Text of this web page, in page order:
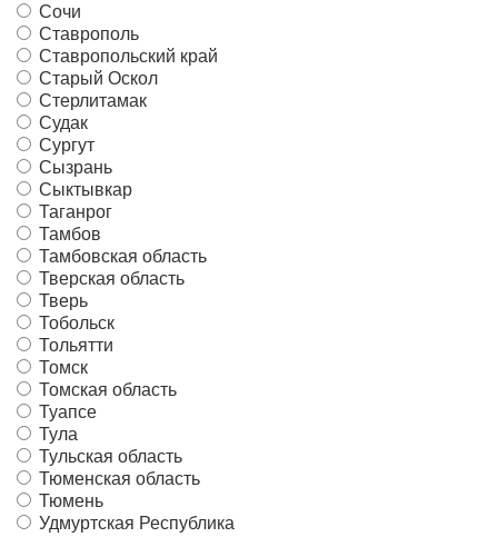
Сочи
Ставрополь
Ставропольский край
Старый Оскол
Стерлитамак
Судак
Сургут
Сызрань
Сыктывкар
Таганрог
Тамбов
Тамбовская область
Тверская область
Тверь
Тобольск
Тольятти
Томск
Томская область
Туапсе
Тула
Тульская область
Тюменская область
Тюмень
Удмуртская Республика